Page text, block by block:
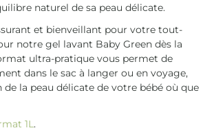
naturel de sa peau délicate.
et bienveillant pour votre tout-
notre gel lavant Baby Green dès la
ultra-pratique vous permet de
dans le sac à langer ou en voyage,
de la peau délicate de votre bébé où que
1L.